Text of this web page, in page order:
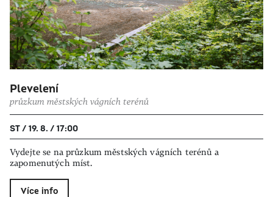
Plevelení
průzkum městských vágních terénů
ST / 19. 8. / 17:00
Vydejte se na průzkum městských vágních terénů a
zapomenutých míst.
Více info